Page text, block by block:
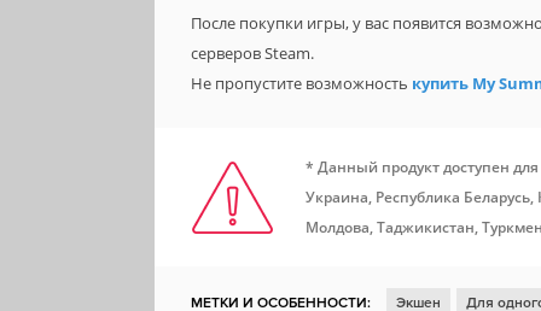
После покупки игры, у вас появится
серверов Steam.
Не пропустите возможность купить My
* Данный продукт доступен
Украина, Республика
Молдова, Таджикистан,
МЕТКИ И ОСОБЕННОСТИ: Экшен Для